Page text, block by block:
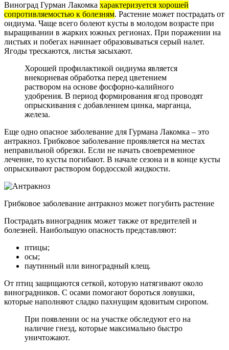
Виноград Гурман Лакомка характеризуется хорошей
сопротивляемостью к болезням. Растение может пострадать от
оидиума. Чаще всего болеют кусты в молодом возрасте при
выращивании в жарких южных регионах. При поражении на
листьях и побегах начинает образовываться серый налет.
Ягоды трескаются, листья засыхают.
Хорошей профилактикой оидиума является
внекорневая обработка перед цветением
раствором на основе фосфорно-калийного
удобрения. В период формирования ягод проводят
опрыскивания с добавлением цинка, марганца,
железа.
Еще одно опасное заболевание для Гурмана Лакомка – это
антракноз. Грибковое заболевание проявляется на местах
неправильной обрезки. Если не начать своевременное
лечение, то кусты погибают. В начале сезона и в конце кусты
опрыскивают раствором бордосской жидкости.
Грибковое заболевание антракноз может погубить растение
Пострадать виноградник может также от вредителей и
болезней. Наибольшую опасность представляют:
птицы;
осы;
паутинный или виноградный клещ.
От птиц защищаются сеткой, которую натягивают около
виноградников. С осами помогают бороться ловушки,
которые наполняют сладко пахнущим ядовитым сиропом.
При появлении ос на участке обследуют его на
наличие гнезд, которые максимально быстро
уничтожают.